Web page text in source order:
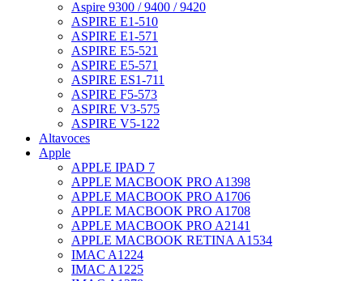
Aspire 9300 / 9400 / 9420
ASPIRE E1-510
ASPIRE E1-571
ASPIRE E5-521
ASPIRE E5-571
ASPIRE ES1-711
ASPIRE F5-573
ASPIRE V3-575
ASPIRE V5-122
Altavoces
Apple
APPLE IPAD 7
APPLE MACBOOK PRO A1398
APPLE MACBOOK PRO A1706
APPLE MACBOOK PRO A1708
APPLE MACBOOK PRO A2141
APPLE MACBOOK RETINA A1534
IMAC A1224
IMAC A1225